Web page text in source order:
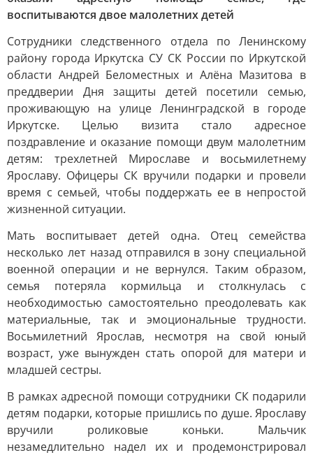
воспитываются двое малолетних детей
Сотрудники следственного отдела по Ленинскому
району города Иркутска СУ СК России по Иркутской
области Андрей Беломестных и Алёна Мазитова в
преддверии Дня защиты детей посетили семью,
проживающую на улице Ленинградской в городе
Иркутске. Целью визита стало адресное
поздравление и оказание помощи двум малолетним
детям: трехлетней Мирославе и восьмилетнему
Ярославу. Офицеры СК вручили подарки и провели
время с семьей, чтобы поддержать ее в непростой
жизненной ситуации.
Мать воспитывает детей одна. Отец семейства
несколько лет назад отправился в зону специальной
военной операции и не вернулся. Таким образом,
семья потеряла кормильца и столкнулась с
необходимостью самостоятельно преодолевать как
материальные, так и эмоциональные трудности.
Восьмилетний Ярослав, несмотря на свой юный
возраст, уже вынужден стать опорой для матери и
младшей сестры.
В рамках адресной помощи сотрудники СК подарили
детям подарки, которые пришлись по душе. Ярославу
вручили роликовые коньки. Мальчик
незамедлительно надел их и продемонстрировал